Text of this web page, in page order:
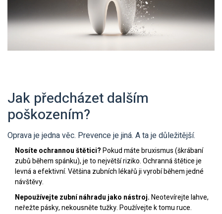
Jak předcházet dalším
poškozením?
Oprava je jedna věc. Prevence je jiná. A ta je důležitější.
Nosíte ochrannou štětici?Pokud máte bruxismus (škrábaní
zubů během spánku), je to největší riziko. Ochranná štětice je
levná a efektivní. Většina zubních lékařů ji vyrobí během jedné
návštěvy.
Nepoužívejte zubní náhradu jako nástroj.Neotevírejte lahve,
neřežte pásky, nekousněte tužky. Používejte k tomu ruce.